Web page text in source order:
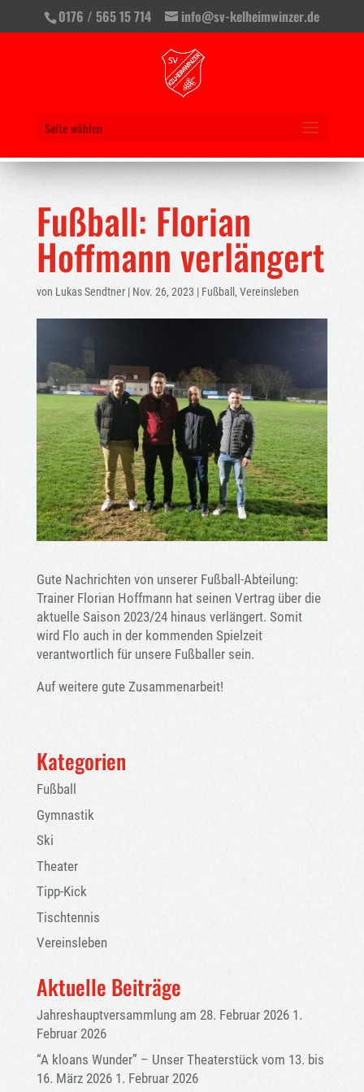
0176 / 565 15 714 info@sv-kelheimwinzer.de
Seite wählen
Fußball: Florian
Hoffmann verlängert
von Lukas Sendtner| Nov. 26, 2023 | Fußball , Vereinsleben
Gute Nachrichten von unserer Fußball-Abteilung:
Trainer Florian Hoffmann hat seinen Vertrag über die
aktuelle Saison 2023/24 hinaus verlängert. Somit
wird Flo auch in der kommenden Spielzeit
verantwortlich für unsere Fußballer sein.
Auf weitere gute Zusammenarbeit!
Kategorien
Fußball
Gymnastik
Ski
Theater
Tipp-Kick
Tischtennis
Vereinsleben
Aktuelle Beiträge
Jahreshauptversammlung am 28. Februar 2026 1.
Februar 2026
“A kloans Wunder” – Unser Theaterstück vom 13. bis
16. März 2026 1. Februar 2026